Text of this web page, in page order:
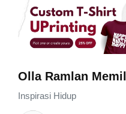
Olla Ramlan
Inspirasi Hidup